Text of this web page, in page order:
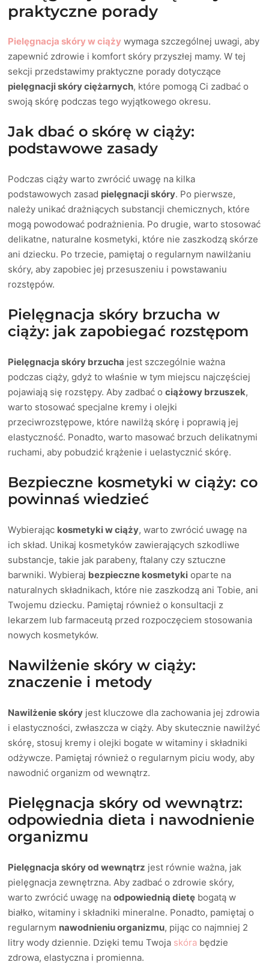
praktyczne porady
Pielęgnacja skóry w ciąży wymaga szczególnej uwagi, aby
zapewnić zdrowie i komfort skóry przyszłej mamy. W tej
sekcji przedstawimy praktyczne porady dotyczące
pielęgnacji skóry ciężarnych, które pomogą Ci zadbać o
swoją skórę podczas tego wyjątkowego okresu.
Jak dbać o skórę w ciąży:
podstawowe zasady
Podczas ciąży warto zwrócić uwagę na kilka
podstawowych zasad pielęgnacji skóry. Po pierwsze,
należy unikać drażniących substancji chemicznych, które
mogą powodować podrażnienia. Po drugie, warto stosować
delikatne, naturalne kosmetyki, które nie zaszkodzą skórze
ani dziecku. Po trzecie, pamiętaj o regularnym nawilżaniu
skóry, aby zapobiec jej przesuszeniu i powstawaniu
rozstępów.
Pielęgnacja skóry brzucha w
ciąży: jak zapobiegać rozstępom
Pielęgnacja skóry brzucha jest szczególnie ważna
podczas ciąży, gdyż to właśnie w tym miejscu najczęściej
pojawiają się rozstępy. Aby zadbać ociążowy brzuszek,
warto stosować specjalne kremy i olejki
przeciwrozstępowe, które nawilżą skórę i poprawią jej
elastyczność. Ponadto, warto masować brzuch delikatnymi
ruchami, aby pobudzić krążenie i uelastycznić skórę.
Bezpieczne kosmetyki w ciąży: co
powinnaś wiedzieć
Wybierając kosmetyki w ciąży, warto zwrócić uwagę na
ich skład. Unikaj kosmetyków zawierających szkodliwe
substancje, takie jak parabeny, ftalany czy sztuczne
barwniki. Wybieraj bezpieczne kosmetyki oparte na
naturalnych składnikach, które nie zaszkodzą ani Tobie, ani
Twojemu dziecku. Pamiętaj również o konsultacji z
lekarzem lub farmaceutą przed rozpoczęciem stosowania
nowych kosmetyków.
Nawilżenie skóry w ciąży:
znaczenie i metody
Nawilżenie skóry jest kluczowe dla zachowania jej zdrowia
i elastyczności, zwłaszcza w ciąży. Aby skutecznie nawilżyć
skórę, stosuj kremy i olejki bogate w witaminy i składniki
odżywcze. Pamiętaj również o regularnym piciu wody, aby
nawodnić organizm od wewnątrz.
Pielęgnacja skóry od wewnątrz:
odpowiednia dieta i nawodnienie
organizmu
Pielęgnacja skóry od wewnątrz jest równie ważna, jak
pielęgnacja zewnętrzna. Aby zadbać o zdrowie skóry,
warto zwrócić uwagę naodpowiednią dietę bogatą w
białko, witaminy i składniki mineralne. Ponadto, pamiętaj o
regularnym nawodnieniu organizmu, pijąc co najmniej 2
litry wody dziennie. Dzięki temu Twoja skóra będzie
zdrowa, elastyczna i promienna.